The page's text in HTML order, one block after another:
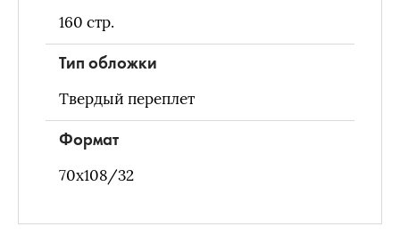
160 стр.
Тип обложки
Твердый переплет
Формат
70х108/32